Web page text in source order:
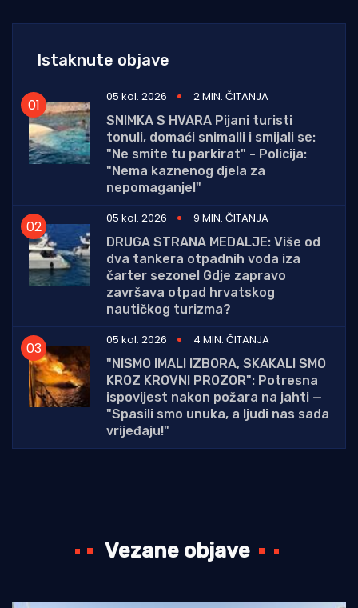
Istaknute objave
05 kol. 2026
2 MIN. ČITANJA
SNIMKA S HVARA Pijani turisti
tonuli, domaći snimalli i smijali se:
"Ne smite tu parkirat" - Policija:
"Nema kaznenog djela za
nepomaganje!"
05 kol. 2026
9 MIN. ČITANJA
DRUGA STRANA MEDALJE: Više od
dva tankera otpadnih voda iza
čarter sezone! Gdje zapravo
završava otpad hrvatskog
nautičkog turizma?
05 kol. 2026
4 MIN. ČITANJA
"NISMO IMALI IZBORA, SKAKALI SMO
KROZ KROVNI PROZOR": Potresna
ispovijest nakon požara na jahti —
"Spasili smo unuka, a ljudi nas sada
vrijeđaju!"
Vezane objave